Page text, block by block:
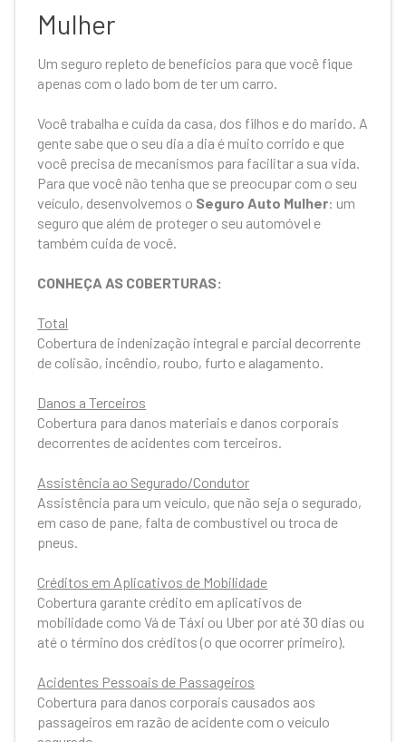
Mulher
Um seguro repleto de benefícios para que você fique
apenas com o lado bom de ter um carro.
Você trabalha e cuida da casa, dos filhos e do marido. A
gente sabe que o seu dia a dia é muito corrido e que
você precisa de mecanismos para facilitar a sua vida.
Para que você não tenha que se preocupar com o seu
veículo, desenvolvemos o Seguro Auto Mulher: um
seguro que além de proteger o seu automóvel e
também cuida de você.
CONHEÇA AS COBERTURAS:
Total
Cobertura de indenização integral e parcial decorrente
de colisão, incêndio, roubo, furto e alagamento.
Danos a Terceiros
Cobertura para danos materiais e danos corporais
decorrentes de acidentes com terceiros.
Assistência ao Segurado/Condutor
Assistência para um veículo, que não seja o segurado,
em caso de pane, falta de combustível ou troca de
pneus.
Créditos em Aplicativos de Mobilidade
Cobertura garante crédito em aplicativos de
mobilidade como Vá de Táxi ou Uber por até 30 dias ou
até o término dos créditos (o que ocorrer primeiro).
Acidentes Pessoais de Passageiros
Cobertura para danos corporais causados aos
passageiros em razão de acidente com o veículo